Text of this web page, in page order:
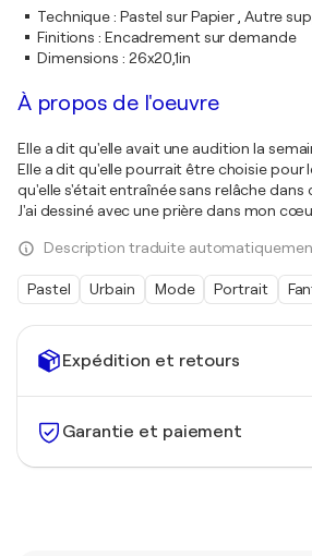
Expédition et retours
Garantie et paiement
Technique: Pastel sur Papier , Autre
Finitions : Encadrement sur demande
Dimensions : 26x20,1in
À propos de l'oeuvre
Elle a dit qu'elle avait une audition la
Elle a dit qu'elle pourrait être choisie pour
qu'elle s'était entraînée sans relâche dans
J'ai dessiné avec une prière dans mon
Description traduite
Pastel Urbain Mode Portrait